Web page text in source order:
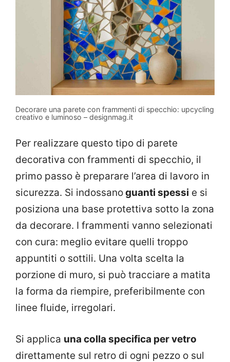
Decorare una parete con frammenti di specchio: upcycling
creativo e luminoso – designmag.it
Per realizzare questo tipo di parete
decorativa con frammenti di specchio, il
primo passo è preparare l’area di lavoro in
sicurezza. Si indossanoguanti spessi e si
posiziona una base protettiva sotto la zona
da decorare. I frammenti vanno selezionati
con cura: meglio evitare quelli troppo
appuntiti o sottili. Una volta scelta la
porzione di muro, si può tracciare a matita
la forma da riempire, preferibilmente con
linee fluide, irregolari.
Si applica una colla specifica per vetro
direttamente sul retro di ogni pezzo o sul